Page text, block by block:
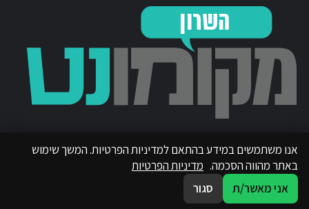
אנו משתמשים במידע בהתאם למדיניות הפרטיות. המשך שימוש
באתר מהווה הסכמה. מדיניות הפרטיות
אני מאשר/ת
סגור